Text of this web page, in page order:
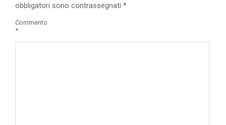
obbligatori sono contrassegnati *
Commento
*